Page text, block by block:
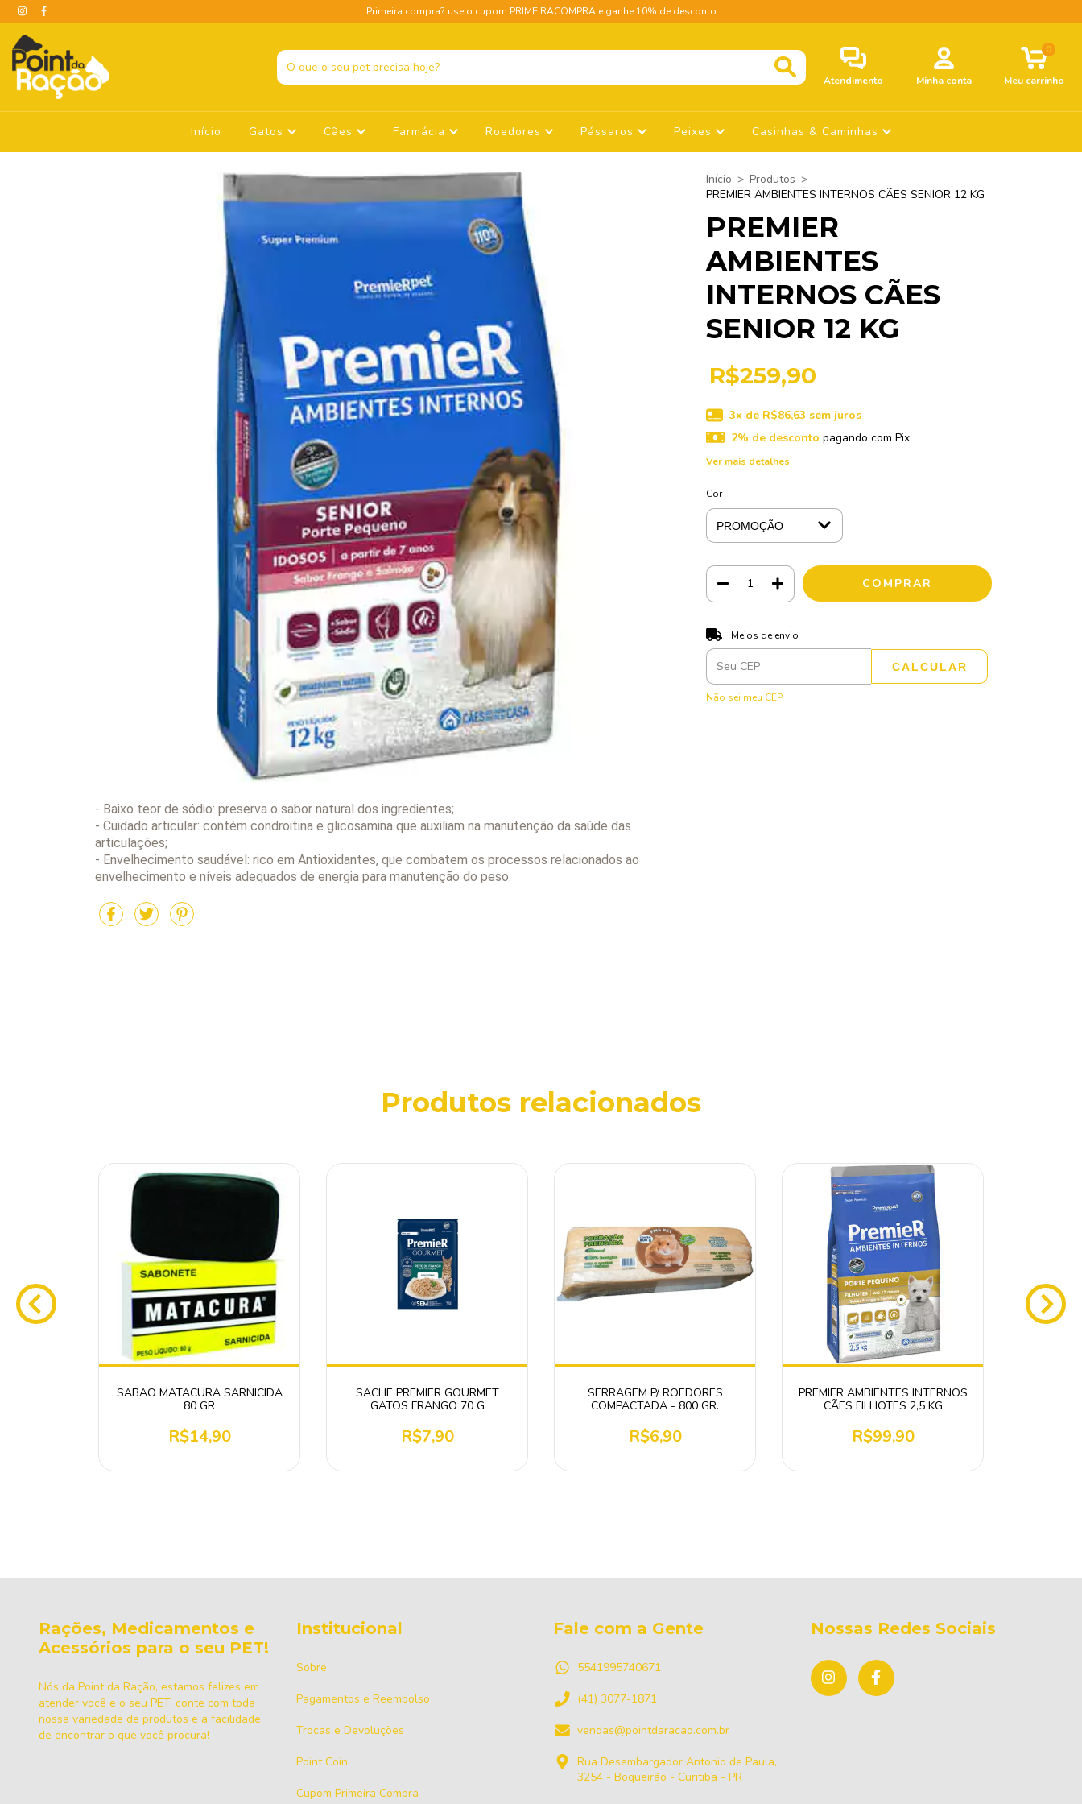
Primeira compra? use o cupom PRIMEIRACOMPRA e ganhe 10% de desconto
Atendimento Minha conta Meu carrinho
0
Início Gatos Cães Farmácia Roedores Pássaros Peixes Casinhas & Caminhas
- Baixo teor de sódio: preserva o sabor natural dos ingredientes;
- Cuidado articular: contém condroitina e glicosamina que auxiliam na manutenção da saúde das
articulações;
- Envelhecimento saudável: rico em Antioxidantes, que combatem os processos relacionados ao
envelhecimento e níveis adequados de energia para manutenção do peso.
Início > Produtos >
PREMIER AMBIENTES INTERNOS CÃES SENIOR 12 KG
PREMIER
AMBIENTES
INTERNOS CÃES
SENIOR 12 KG
R$259,90
3x de R$86,63 sem juros
2% de desconto pagando com Pix
Ver mais detalhes
Cor
Entregas para o CEP:
Meios de envio
CALCULAR
Não sei meu CEP
Produtos relacionados
SABAO MATACURA SARNICIDA
80 GR
R$14,90
SACHE PREMIER GOURMET
GATOS FRANGO 70 G
R$7,90
SERRAGEM P/ ROEDORES
COMPACTADA - 800 GR.
R$6,90
PREMIER AMBIENTES INTERNOS
CÃES FILHOTES 2,5 KG
R$99,90
Rações, Medicamentos e
Acessórios para o seu PET!
Nós da Point da Ração, estamos felizes em
atender você e o seu PET, conte com toda
nossa variedade de produtos e a facilidade
de encontrar o que você procura!
Institucional
Sobre
Pagamentos e Reembolso
Trocas e Devoluções
Point Coin
Cupom Primeira Compra
Fale com a Gente
5541995740671
(41) 3077-1871
vendas@pointdaracao.com.br
Rua Desembargador Antonio de Paula,
3254 - Boqueirão - Curitiba - PR
Nossas Redes Sociais